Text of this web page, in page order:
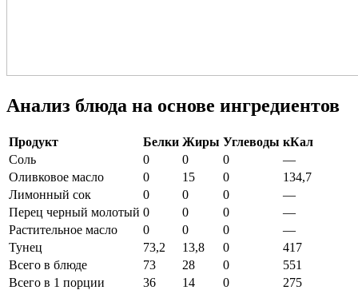
Анализ блюда на основе ингредиентов
Продукт Белки Жиры Углеводы кКал
Соль
0 0 0
—
Оливковое масло
0 15 0
134,7
Лимонный сок
0 0 0
—
Перец черный молотый 0 0 0
—
Растительное масло
0 0 0
—
Тунец
73,2 13,8 0
417
Всего в блюде
73 28 0
551
Всего в 1 порции
36 14 0
275